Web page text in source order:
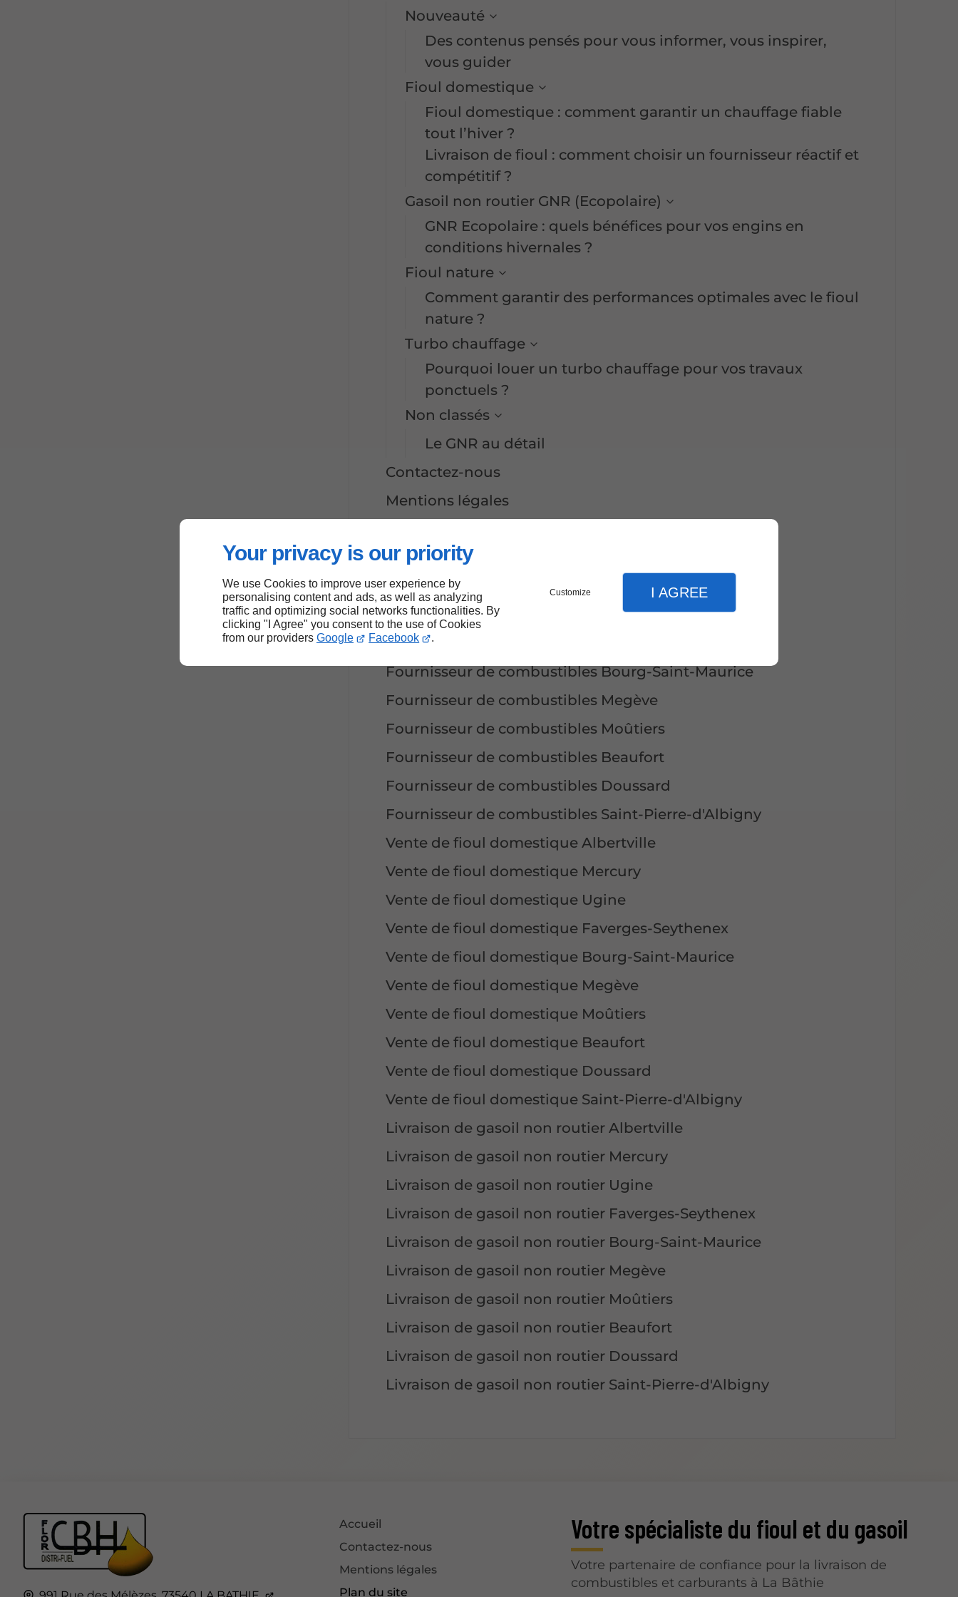
Your privacy is our priority
We use Cookies to improve user experience by
personalising content and ads, as well as analyzing
traffic and optimizing social networks functionalities. By
clicking "I Agree" you consent to the use of Cookies
from our providers Google Facebook .
Customize I AGREE
Nouveauté
Des contenus pensés pour vous informer, vous inspirer,
vous guider
Fioul domestique
Fioul domestique : comment garantir un chauffage fiable
tout l’hiver ?
Livraison de fioul : comment choisir un fournisseur réactif et
compétitif ?
Gasoil non routier GNR (Ecopolaire)
GNR Ecopolaire : quels bénéfices pour vos engins en
conditions hivernales ?
Fioul nature
Comment garantir des performances optimales avec le fioul
nature ?
Turbo chauffage
Pourquoi louer un turbo chauffage pour vos travaux
ponctuels ?
Non classés
Le GNR au détail
Contactez-nous
Mentions légales
Fournisseur de combustibles Albertville
Fournisseur de combustibles Mercury
Fournisseur de combustibles Ugine
Fournisseur de combustibles Faverges-Seythenex
Fournisseur de combustibles Bourg-Saint-Maurice
Fournisseur de combustibles Megève
Fournisseur de combustibles Moûtiers
Fournisseur de combustibles Beaufort
Fournisseur de combustibles Doussard
Fournisseur de combustibles Saint-Pierre-d'Albigny
Vente de fioul domestique Albertville
Vente de fioul domestique Mercury
Vente de fioul domestique Ugine
Vente de fioul domestique Faverges-Seythenex
Vente de fioul domestique Bourg-Saint-Maurice
Vente de fioul domestique Megève
Vente de fioul domestique Moûtiers
Vente de fioul domestique Beaufort
Vente de fioul domestique Doussard
Vente de fioul domestique Saint-Pierre-d'Albigny
Livraison de gasoil non routier Albertville
Livraison de gasoil non routier Mercury
Livraison de gasoil non routier Ugine
Livraison de gasoil non routier Faverges-Seythenex
Livraison de gasoil non routier Bourg-Saint-Maurice
Livraison de gasoil non routier Megève
Livraison de gasoil non routier Moûtiers
Livraison de gasoil non routier Beaufort
Livraison de gasoil non routier Doussard
Livraison de gasoil non routier Saint-Pierre-d'Albigny
Accueil
Contactez-nous
Mentions légales
Plan du site
Votre spécialiste du fioul et du gasoil
Votre partenaire de confiance pour la livraison de
combustibles et carburants à La Bâthie